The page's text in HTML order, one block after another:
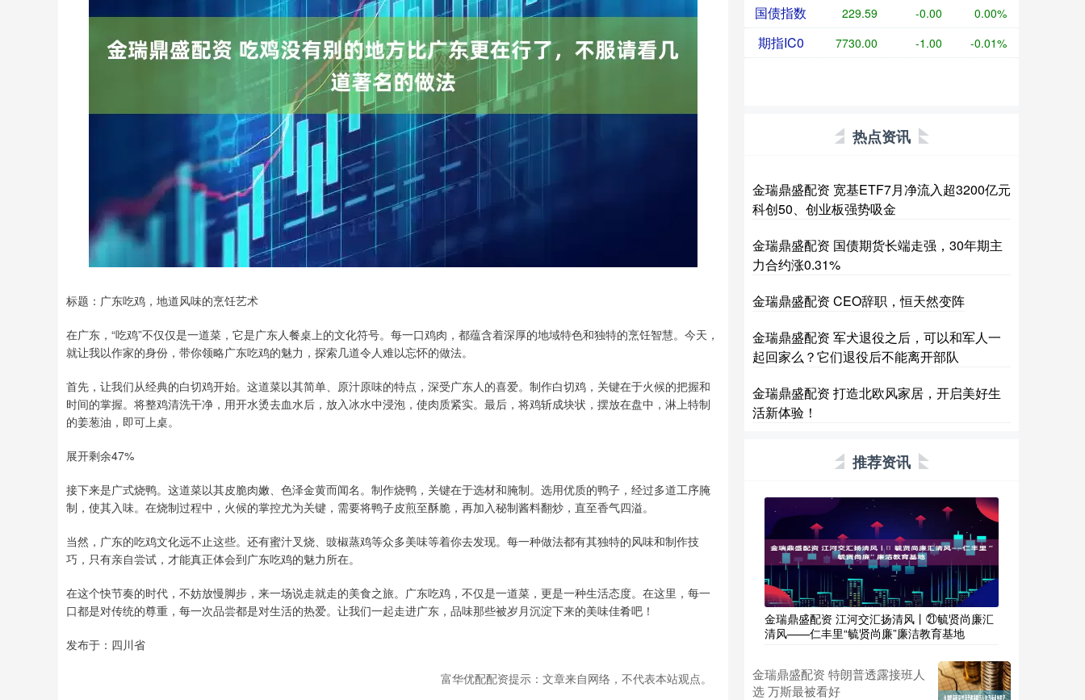
标题：广东吃鸡，地道风味的烹饪艺术
在广东，“吃鸡”不仅仅是一道菜，它是广东人餐桌上的文化符号。每一口鸡肉，都蕴含着深厚的地域特色和独特的烹饪智慧。今天，
就让我以作家的身份，带你领略广东吃鸡的魅力，探索几道令人难以忘怀的做法。
首先，让我们从经典的白切鸡开始。这道菜以其简单、原汁原味的特点，深受广东人的喜爱。制作白切鸡，关键在于火候的把握和
时间的掌握。将整鸡清洗干净，用开水烫去血水后，放入冰水中浸泡，使肉质紧实。最后，将鸡斩成块状，摆放在盘中，淋上特制
的姜葱油，即可上桌。
展开剩余47%
接下来是广式烧鸭。这道菜以其皮脆肉嫩、色泽金黄而闻名。制作烧鸭，关键在于选材和腌制。选用优质的鸭子，经过多道工序腌
制，使其入味。在烧制过程中，火候的掌控尤为关键，需要将鸭子皮煎至酥脆，再加入秘制酱料翻炒，直至香气四溢。
当然，广东的吃鸡文化远不止这些。还有蜜汁叉烧、豉椒蒸鸡等众多美味等着你去发现。每一种做法都有其独特的风味和制作技
巧，只有亲自尝试，才能真正体会到广东吃鸡的魅力所在。
在这个快节奏的时代，不妨放慢脚步，来一场说走就走的美食之旅。广东吃鸡，不仅是一道菜，更是一种生活态度。在这里，每一
口都是对传统的尊重，每一次品尝都是对生活的热爱。让我们一起走进广东，品味那些被岁月沉淀下来的美味佳肴吧！
发布于：四川省
富华优配配资提示：文章来自网络，不代表本站观点。
国债指数 229.59 -0.00 0.00%
期指IC0 7730.00 -1.00 -0.01%
热点资讯
金瑞鼎盛配资 宽基ETF7月净流入超3200亿元
科创50、创业板强势吸金
金瑞鼎盛配资 国债期货长端走强，30年期主
力合约涨0.31%
金瑞鼎盛配资 CEO辞职，恒天然变阵
金瑞鼎盛配资 军犬退役之后，可以和军人一
起回家么？它们退役后不能离开部队
金瑞鼎盛配资 打造北欧风家居，开启美好生
活新体验！
推荐资讯
金瑞鼎盛配资 江河交汇扬清风丨㉑毓贤尚廉汇
清风——仁丰里“毓贤尚廉”廉洁教育基地
金瑞鼎盛配资 特朗普透露接班人
选 万斯最被看好